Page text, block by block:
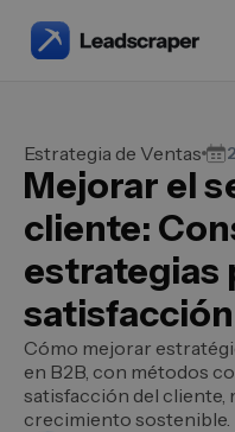
Estrategia de Ventas
Mejorar el
cliente:
estrategias
Cómo mejorar
en B2B, con métodos
satisfacción del cliente,
crecimiento sostenible.